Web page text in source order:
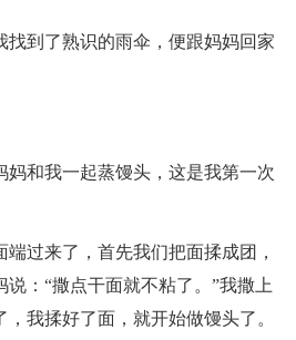
找到了熟识的雨伞，便跟妈妈回家
妈和我一起蒸馒头，这是我第一次
过来了，首先我们把面揉成团，
：“撒点干面就不粘了。”我撒上
我揉好了面，就开始做馒头了。